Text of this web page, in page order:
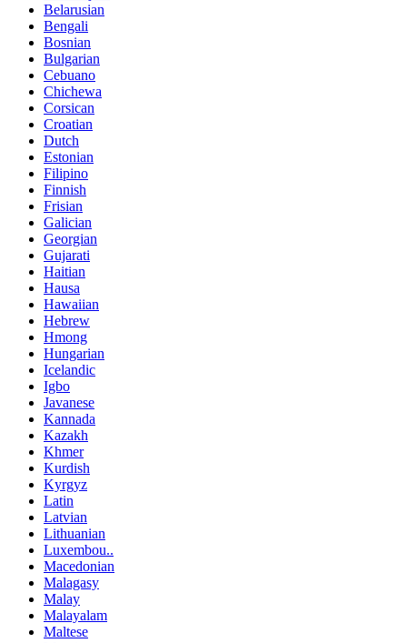
Belarusian
Bengali
Bosnian
Bulgarian
Cebuano
Chichewa
Corsican
Croatian
Dutch
Estonian
Filipino
Finnish
Frisian
Galician
Georgian
Gujarati
Haitian
Hausa
Hawaiian
Hebrew
Hmong
Hungarian
Icelandic
Igbo
Javanese
Kannada
Kazakh
Khmer
Kurdish
Kyrgyz
Latin
Latvian
Lithuanian
Luxembou..
Macedonian
Malagasy
Malay
Malayalam
Maltese